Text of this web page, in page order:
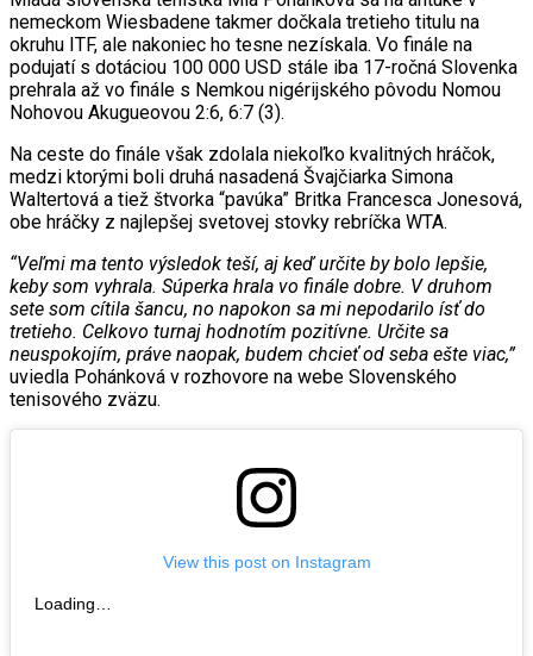
nemeckom Wiesbadene takmer dočkala tretieho titulu na
okruhu ITF, ale nakoniec ho tesne nezískala. Vo finále na
podujatí s dotáciou 100 000 USD stále iba 17-ročná Slovenka
prehrala až vo finále s Nemkou nigérijského pôvodu Nomou
Nohovou Akugueovou 2:6, 6:7 (3).
Na ceste do finále však zdolala niekoľko kvalitných hráčok,
medzi ktorými boli druhá nasadená Švajčiarka Simona
Waltertová a tiež štvorka “pavúka” Britka Francesca Jonesová,
obe hráčky z najlepšej svetovej stovky rebríčka WTA.
“Veľmi ma tento výsledok teší, aj keď určite by bolo lepšie,
keby som vyhrala. Súperka hrala vo finále dobre. V druhom
sete som cítila šancu, no napokon sa mi nepodarilo ísť do
tretieho. Celkovo turnaj hodnotím pozitívne. Určite sa
neuspokojím, práve naopak, budem chcieť od seba ešte viac,”
uviedla Pohánková v rozhovore na webe Slovenského
tenisového zväzu.
View this post on Instagram
Loading…